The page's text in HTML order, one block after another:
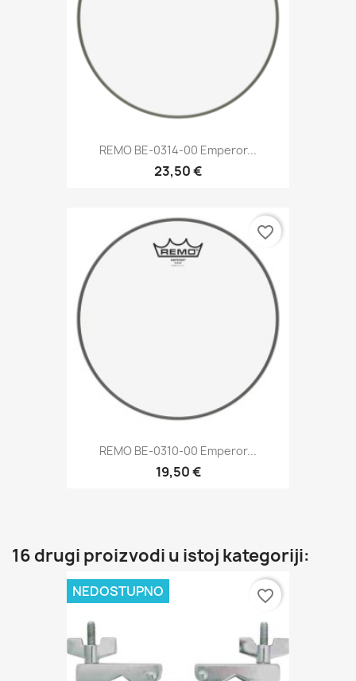
REMO BE-0314-00 Emperor...
23,50 €
REMO BE-0310-00 Emperor...
19,50 €
favorite_border
16 drugi proizvodi u istoj kategoriji:
NEDOSTUPNO favorite_border